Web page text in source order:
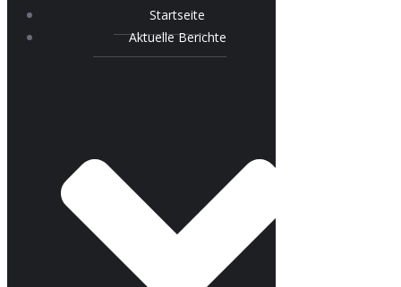
Startseite
Aktuelle Berichte